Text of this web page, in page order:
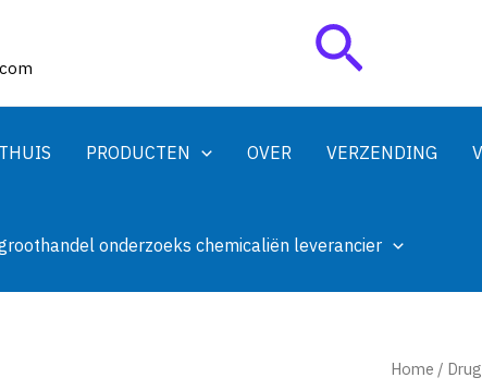
Zoeken
THUIS PRODUCTEN OVER VERZENDING
onderzoeks chemicaliën leverancier
Home /